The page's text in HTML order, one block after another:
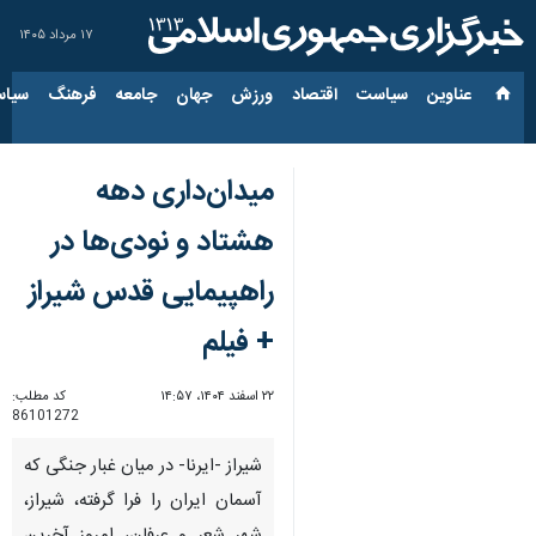
۱۷ مرداد ۱۴۰۵
عناوین‌ سیاست اقتصاد ورزش جهان جامعه فرهنگ
میدان‌داری دهه
هشتاد و نودی‌ها در
راهپیمایی قدس شیراز
+ فیلم
۲۲ اسفند ۱۴۰۴، ۱۴:۵۷
کد مطلب:
86101272
شیراز -ایرنا- در میان غبار جنگی که
آسمان ایران را فرا گرفته، شیراز،